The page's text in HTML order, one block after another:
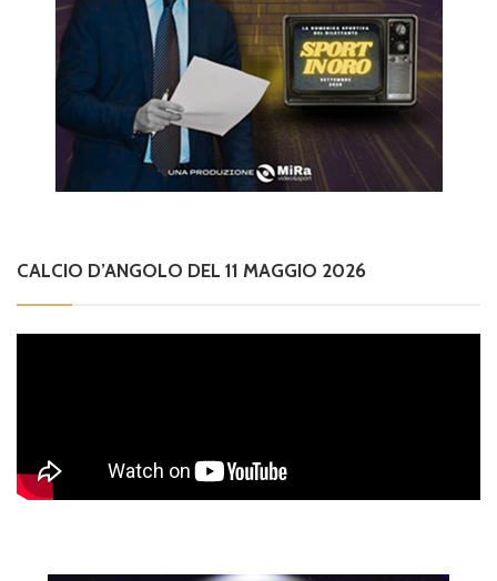
CALCIO D’ANGOLO DEL 11 MAGGIO 2026